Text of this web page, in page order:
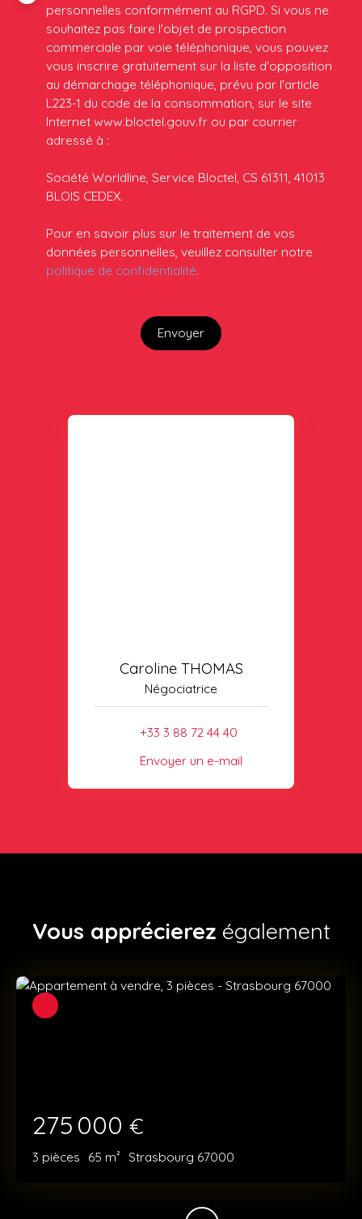
personnelles conformément au RGPD. Si vous ne
souhaitez pas faire l'objet de prospection
commerciale par voie téléphonique, vous pouvez
vous inscrire gratuitement sur la liste d'opposition
au démarchage téléphonique, prévu par l'article
L223-1 du code de la consommation, sur le site
Internet www.bloctel.gouv.fr ou par courrier
adressé à :
Société Worldline, Service Bloctel, CS 61311, 41013
BLOIS CEDEX.
Pour en savoir plus sur le traitement de vos
données personnelles, veuillez consulter notre
politique de confidentialité.
Envoyer
Caroline THOMAS
Négociatrice
+33 3 88 72 44 40
Envoyer un e-mail
Vous apprécierez également
275 000 €
3 pièces 65 m² Strasbourg 67000